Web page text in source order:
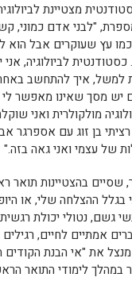
מצטיינת
"לבני אדם כמוני,
עץ שעוקרים אבל הוא
כסטודנטית לביולוגיה,
למשל, איך להתחשב
יש מסך שאינו מאפשר
מולקולרית ואני
בן זוג עם אספרגר
של עצמי ואני גאה בזה."
שסיים בהצטיינות
בגלל ההצלחה שלי, או
גשם, נטולי יכולת
אמתיים לחיים,
את "אי הבנת
במהלך לימודי התואר